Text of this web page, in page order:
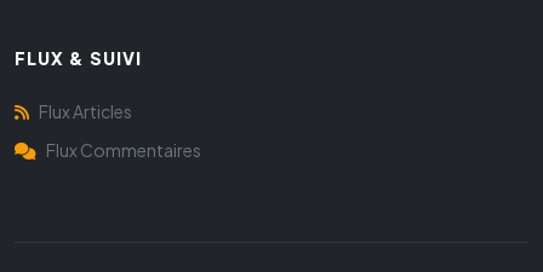
FLUX & SUIVI
Flux Articles
Flux Commentaires